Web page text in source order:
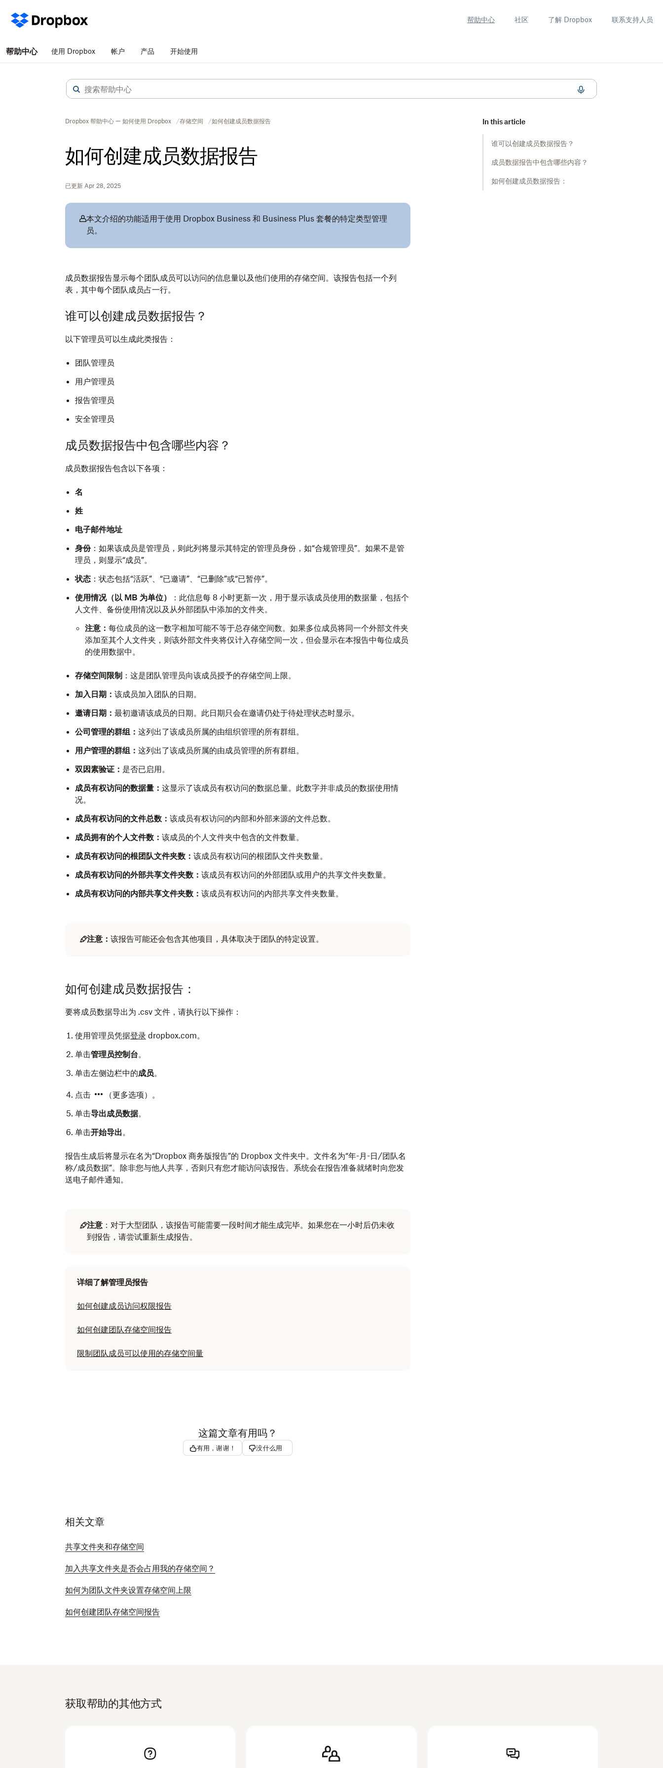
帮助中心 社区 了解 Dropbox 联系支持人员
帮助中心 使用 Dropbox 帐户 产品 开始使用
Dropbox 帮助中心 — 如何使用 Dropbox 存储空间 如何创建成员数据报告
如何创建成员数据报告
已更新 Apr 28, 2025
In this article
谁可以创建成员数据报告？
成员数据报告中包含哪些内容？
如何创建成员数据报告：
本文介绍的功能适用于使用 Dropbox Business 和 Business Plus 套餐的特定类型管理
员。
成员数据报告显示每个团队成员可以访问的信息量以及他们使用的存储空间。该报告包括一个列
表，其中每个团队成员占一行。
谁可以创建成员数据报告？
以下管理员可以生成此类报告：
团队管理员
用户管理员
报告管理员
安全管理员
成员数据报告中包含哪些内容？
成员数据报告包含以下各项：
名
姓
电子邮件地址
身份：如果该成员是管理员，则此列将显示其特定的管理员身份，如“合规管理员”。如果不是管
理员，则显示“成员”。
状态 ：状态包括“活跃”、“已邀请”、“已删除”或“已暂停”。
使用情况（以 MB 为单位）
：此信息每 8 小时更新一次，用于显示该成员使用的数据量，包括个
人文件、备份使用情况以及从外部团队中添加的文件夹。
注意： 每位成员的这一数字相加可能不等于总存储空间数。如果多位成员将同一个外部文件夹
添加至其个人文件夹，则该外部文件夹将仅计入存储空间一次，但会显示在本报告中每位成员
的使用数据中。
存储空间限制 ：这是团队管理员向该成员授予的存储空间上限。
加入日期： 该成员加入团队的日期。
邀请日期： 最初邀请该成员的日期。此日期只会在邀请仍处于待处理状态时显示。
公司管理的群组： 这列出了该成员所属的由组织管理的所有群组。
用户管理的群组： 这列出了该成员所属的由成员管理的所有群组。
双因素验证： 是否已启用。
成员有权访问的数据量： 这显示了该成员有权访问的数据总量。此数字并非成员的数据使用情
况。
成员有权访问的文件总数： 该成员有权访问的内部和外部来源的文件总数。
成员拥有的个人文件数： 该成员的个人文件夹中包含的文件数量。
成员有权访问的根团队文件夹数： 该成员有权访问的根团队文件夹数量。
成员有权访问的外部共享文件夹数： 该成员有权访问的外部团队或用户的共享文件夹数量。
成员有权访问的内部共享文件夹数： 该成员有权访问的内部共享文件夹数量。
注意： 该报告可能还会包含其他项目，具体取决于团队的特定设置。
如何创建成员数据报告：
要将成员数据导出为 .csv 文件，请执行以下操作：
使用管理员凭据登录 dropbox.com。
单击管理员控制台。
单击左侧边栏中的成员。
点击
（更多选项）。
单击导出成员数据。
单击开始导出。
报告生成后将显示在名为“Dropbox 商务版报告”的 Dropbox 文件夹中。文件名为“年-月-日/团队名
称/成员数据”。除非您与他人共享，否则只有您才能访问该报告。系统会在报告准备就绪时向您发
送电子邮件通知。
注意 ：对于大型团队，该报告可能需要一段时间才能生成完毕。如果您在一小时后仍未收
到报告，请尝试重新生成报告。
详细了解管理员报告
如何创建成员访问权限报告
如何创建团队存储空间报告
限制团队成员可以使用的存储空间量
这篇文章有用吗？
有用，谢谢！ 没什么用
相关文章
共享文件夹和存储空间
加入共享文件夹是否会占用我的存储空间？
如何为团队文件夹设置存储空间上限
如何创建团队存储空间报告
获取帮助的其他方式